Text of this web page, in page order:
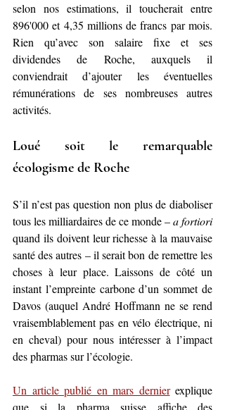
selon nos estimations, il toucherait entre
896'000 et 4,35 millions de francs par mois.
Rien qu’avec son salaire fixe et ses
dividendes de Roche, auxquels il
conviendrait d’ajouter les éventuelles
rémunérations de ses nombreuses autres
activités.
Loué soit le remarquable
écologisme de Roche
S’il n’est pas question non plus de diaboliser
tous les milliardaires de ce monde – a fortiori
quand ils doivent leur richesse à la mauvaise
santé des autres – il serait bon de remettre les
choses à leur place. Laissons de côté un
instant l’empreinte carbone d’un sommet de
Davos (auquel André Hoffmann ne se rend
vraisemblablement pas en vélo électrique, ni
en cheval) pour nous intéresser à l’impact
des pharmas sur l’écologie.
Un article publié en mars dernier explique
que si la pharma suisse affiche des